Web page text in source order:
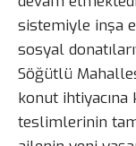
sistemiyle inşa
sosyal
Söğütlü
konut ihtiyacına
teslimlerinin